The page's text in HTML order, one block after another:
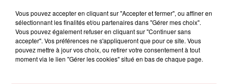
Vous pouvez accepter en cliquant sur "Accepter et fermer", ou affiner en
sélectionnant les finalités et/ou partenaires dans "Gérer mes choix".
Vous pouvez également refuser en cliquant sur "Continuer sans
accepter". Vos préférences ne s'appliqueront que pour ce site. Vous
pouvez mettre à jour vos choix, ou retirer votre consentement à tout
moment via le lien "Gérer les cookies" situé en bas de chaque page.